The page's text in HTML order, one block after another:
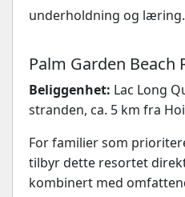
underholdning og læring.
Palm Garden Beach
Beliggenhet: Lac Long
stranden, ca. 5 km fra
For familier som
tilbyr dette resortet
kombinert med